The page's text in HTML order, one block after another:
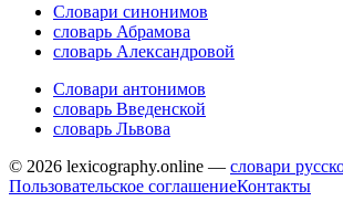
Словари синонимов
словарь Абрамова
словарь Александровой
Словари антонимов
словарь Введенской
словарь Львова
© 2026 lexicography.online — словари
Пользовательское соглашениеКонтакты